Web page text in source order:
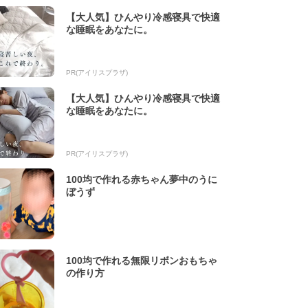
【大人気】ひんやり冷感寝具で快適
な睡眠をあなたに。
PR(アイリスプラザ)
【大人気】ひんやり冷感寝具で快適
な睡眠をあなたに。
PR(アイリスプラザ)
100均で作れる赤ちゃん夢中のうに
ぼうず
100均で作れる無限リボンおもちゃ
の作り方